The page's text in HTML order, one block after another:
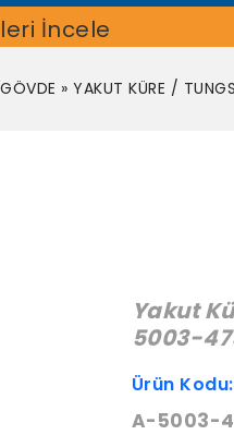
İncele
» YAKUT KÜRE /
Yakut
5003-
Ürün Kodu:
A-5003-